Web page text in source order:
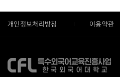
개인정보처리방침 이용약관